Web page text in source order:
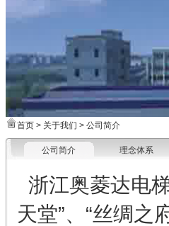
首页 > 关于我们 > 公司简介
公司简介 理念体系
浙江奥菱达电
天堂”、“丝绸之